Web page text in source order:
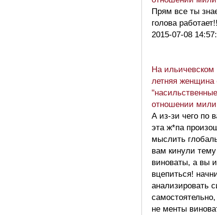
Прям все ты
голова
2015-07-08
На ильичевском
летняя
отношении
А из-зи чего по
эта ж*па
мыслить
вам кинули
виноваты, а вы
вцепиться!
анализировать
не менты